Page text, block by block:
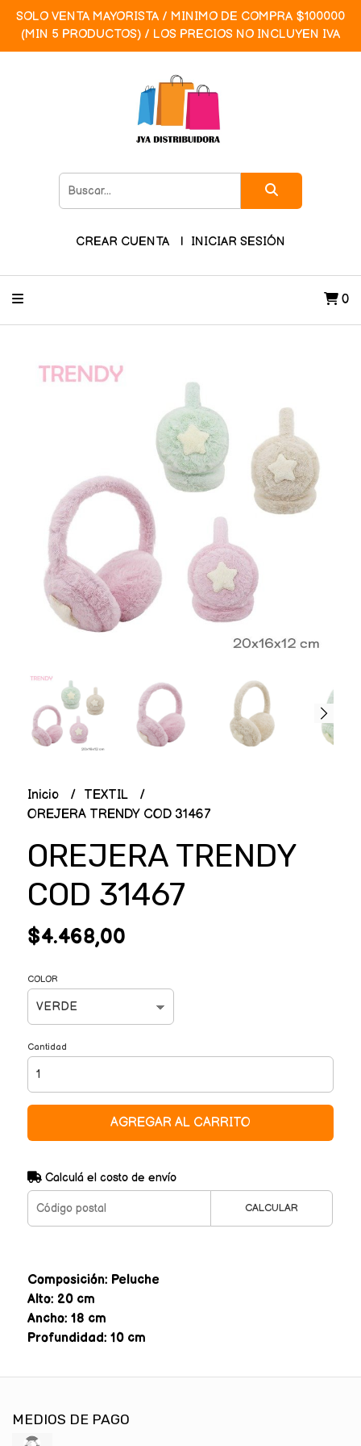
SOLO VENTA MAYORISTA / MINIMO DE COMPRA $100000
(MIN 5 PRODUCTOS) / LOS PRECIOS NO INCLUYEN IVA
CREAR CUENTA INICIAR SESIÓN
0
Inicio
TEXTIL
OREJERA TRENDY COD 31467
OREJERA TRENDY
COD 31467
$4.468,00
COLOR
Cantidad
AGREGAR AL CARRITO
Calculá el costo de envío
CALCULAR
Composición: Peluche
Alto: 20 cm
Ancho: 18 cm
Profundidad: 10 cm
MEDIOS DE PAGO